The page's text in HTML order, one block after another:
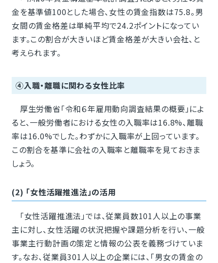
金を基準値100とした場合、女性の賃金指数は75.8。男
女間の賃金格差は単純平均で24.2ポイントになってい
ます。この割合が大きいほど賃金格差が大きい会社、と
考えられます。
④入職・離職に関わる女性比率
厚生労働省「令和６年雇用動向調査結果の概要」によ
ると、一般労働者における女性の入職率は16.8%、離職
率は16.0%でした。わずかに入職率が上回っています。
この割合を基準に会社の入職率と離職率を見ておきま
しょう。
(2) 「女性活躍推進法」の活用
「女性活躍推進法」では、従業員数101人以上の事業
主に対し、女性活躍の状況把握や課題分析を行い、一般
事業主行動計画の策定と情報の公表を義務づけていま
す。なお、従業員301人以上の企業には、「男女の賃金の